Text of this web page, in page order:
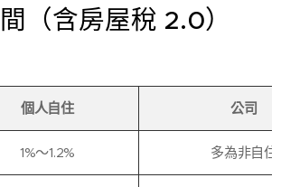
（含房屋稅 2.0）
個人自住 公司
1%～1.2% 多為非自住